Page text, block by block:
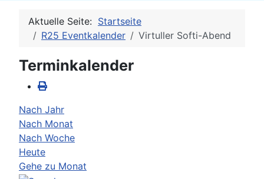
Aktuelle Seite: Startseite
R25 Eventkalender
Virtuller Softi-Abend
Terminkalender
Nach Jahr
Nach Monat
Nach Woche
Heute
Gehe zu Monat